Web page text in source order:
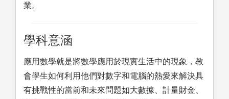
業。
學科意涵
應用數學就是將數學應用於現實生活中的現象，教
會學生如何利用他們對數字和電腦的熱愛來解決具
有挑戰性的當前和未來問題如大數據、計量財金、